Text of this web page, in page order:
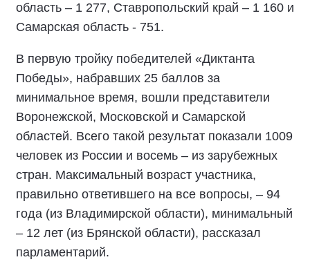
область – 1 277, Ставропольский край – 1 160 и
Самарская область - 751.
В первую тройку победителей «Диктанта
Победы», набравших 25 баллов за
минимальное время, вошли представители
Воронежской, Московской и Самарской
областей. Всего такой результат показали 1009
человек из России и восемь – из зарубежных
стран. Максимальный возраст участника,
правильно ответившего на все вопросы, – 94
года (из Владимирской области), минимальный
– 12 лет (из Брянской области), рассказал
парламентарий.